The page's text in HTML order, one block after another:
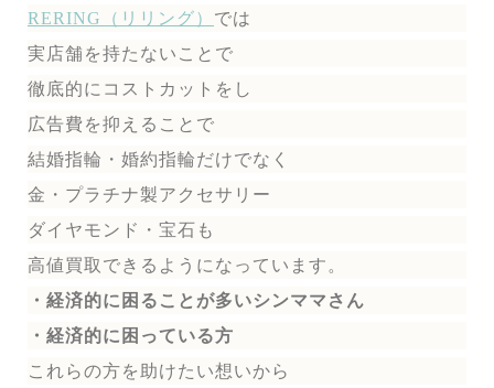
RERING（リリング） では
実店舗を持たないことで
徹底的にコストカットをし
広告費を抑えることで
結婚指輪・婚約指輪だけでなく
金・プラチナ製アクセサリー
ダイヤモンド・宝石も
高値買取できるようになっています。
・経済的に困ることが多いシンママさん
・経済的に困っている方
これらの方を助けたい想いから